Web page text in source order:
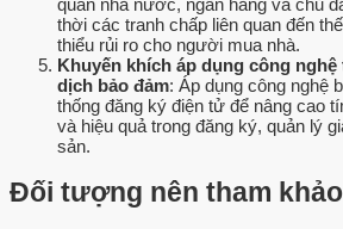
thời các tranh chấp liên quan đến
thiểu rủi ro cho người mua nhà.
Khuyến khích áp dụng công
dịch bảo đảm: Áp dụng công nghệ
thống đăng ký điện tử để nâng cao
và hiệu quả trong đăng ký, quản lý
sản.
Đối tượng nên tham